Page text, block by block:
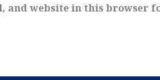
and website in this browser